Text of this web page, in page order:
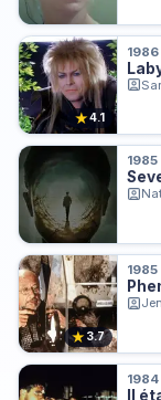
★4.1
1986
1985
★3.7
1985
1984
Il